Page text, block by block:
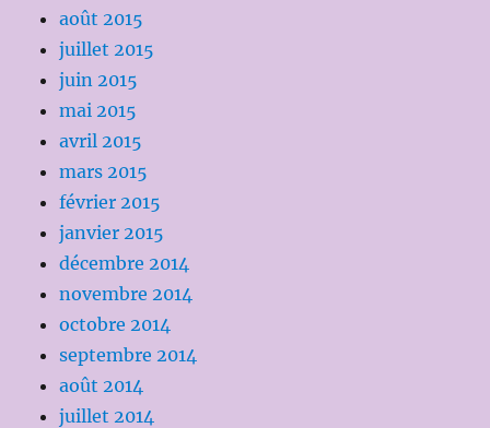
août 2015
juillet 2015
juin 2015
mai 2015
avril 2015
mars 2015
février 2015
janvier 2015
décembre 2014
novembre 2014
octobre 2014
septembre 2014
août 2014
juillet 2014